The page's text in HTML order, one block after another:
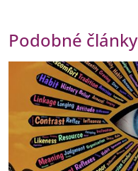
Podobné články